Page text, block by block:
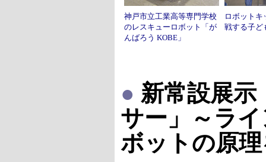
神戸市立工業高等専門学校
のレスキューロボット「が
んばろう KOBE」
ロボットキ
戦する子ど
● 新常設展示
サー」～ラ
ボットの原